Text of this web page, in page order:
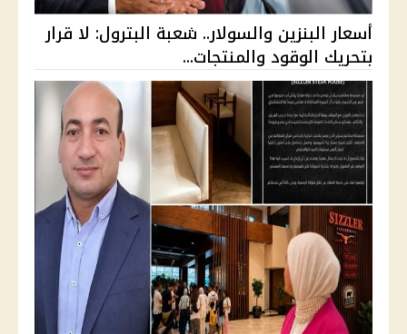
أسعار البنزين والسولار.. شعبة البترول: لا قرار
بتحريك الوقود والمنتجات...